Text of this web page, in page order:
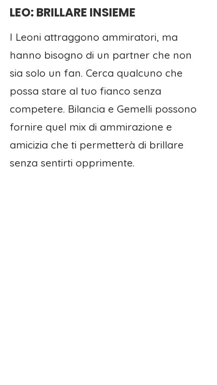
LEO: BRILLARE INSIEME
I Leoni attraggono ammiratori, ma
hanno bisogno di un partner che non
sia solo un fan. Cerca qualcuno che
possa stare al tuo fianco senza
competere. Bilancia e Gemelli possono
fornire quel mix di ammirazione e
amicizia che ti permetterà di brillare
senza sentirti opprimente.